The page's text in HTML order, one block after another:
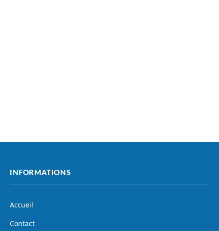
INFORMATIONS
Accueil
Contact